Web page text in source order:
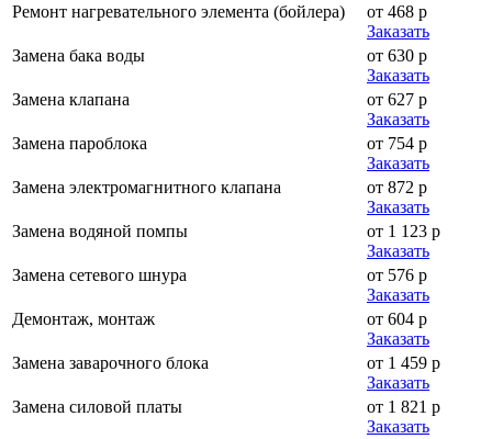
Ремонт нагревательного элемента (бойлера)
от 468 р
Заказать
Замена бака воды
от 630 р
Заказать
Замена клапана
от 627 р
Заказать
Замена пароблока
от 754 р
Заказать
Замена электромагнитного клапана
от 872 р
Заказать
Замена водяной помпы
от 1 123 р
Заказать
Замена сетевого шнура
от 576 р
Заказать
Демонтаж, монтаж
от 604 р
Заказать
Замена заварочного блока
от 1 459 р
Заказать
Замена силовой платы
от 1 821 р
Заказать